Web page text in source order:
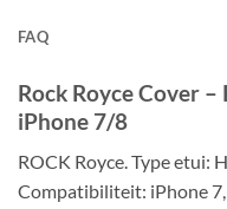
FAQ
Rock Royce Cover
iPhone 7/8
ROCK Royce. Type etui:
Compatibiliteit: iPhone